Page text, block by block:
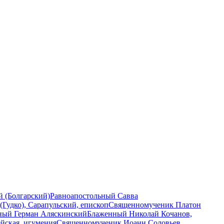
(Болгарский)Равноапостольный Савва
Сарапульский, епископСвященномученик Платон
Герман АляскинскийБлаженный Николай Кочанов,